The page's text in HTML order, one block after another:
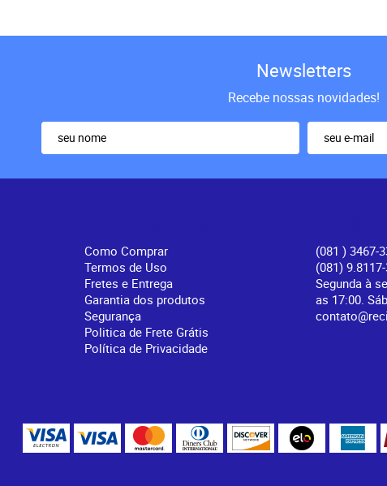
Newsletters
Recebe nossas novidades!
Como Comprar
Termos de Uso
Fretes e Entrega
Garantia dos produtos
Segurança
Politica de Frete Grátis
Política de Privacidade
(081 ) 3467-
(081)
Segunda à
as 17:00.